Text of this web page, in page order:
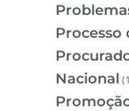
Processo
Nacional